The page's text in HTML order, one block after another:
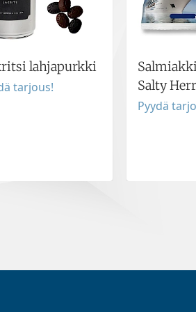
lahjapurkki
tarjous!
Salty
Pyydä